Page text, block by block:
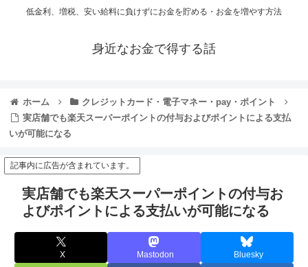
低金利、増税、安い給料に負けずにお金を貯める・お金を増やす方法
身近なお金で得する話
ホーム
クレジットカード・電子マネー・pay・ポイント
実店舗でも楽天スーパーポイントの付与およびポイントによる支払
いが可能になる
記事内に広告が含まれています。
実店舗でも楽天スーパーポイントの付与お
よびポイントによる支払いが可能になる
X Mastodon Bluesky